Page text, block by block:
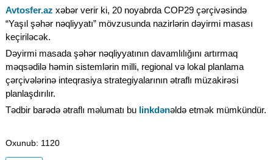
Avtosfer.az xəbər verir ki, 20 noyabrda COP29 çərçivəsində
“Yaşıl şəhər nəqliyyatı” mövzusunda nazirlərin dəyirmi masası
keçiriləcək.
Dəyirmi masada şəhər nəqliyyatının davamlılığını artırmaq
məqsədilə həmin sistemlərin milli, regional və lokal planlama
çərçivələrinə inteqrasiya strategiyalarının ətraflı müzakirəsi
planlaşdırılır.
Tədbir barədə ətraflı məlumatı bu linkdənəldə etmək mümkündür.
Oxunub: 1120